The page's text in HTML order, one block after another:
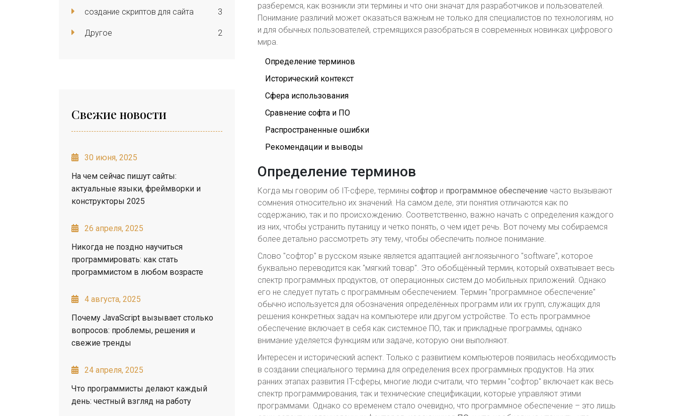
создание скриптов для сайта 3
Другое 2
Свежие новости
30 июня, 2025
На чем сейчас пишут сайты:
актуальные языки, фреймворки и
конструкторы 2025
26 апреля, 2025
Никогда не поздно научиться
программировать: как стать
программистом в любом возрасте
4 августа, 2025
Почему JavaScript вызывает столько
вопросов: проблемы, решения и
свежие тренды
24 апреля, 2025
Что программисты делают каждый
день: честный взгляд на работу
разберемся, как возникли эти термины и что они значат для разработчиков и пользователей.
Понимание различий может оказаться важным не только для специалистов по технологиям, но
и для обычных пользователей, стремящихся разобраться в современных новинках цифрового
мира.
Определение терминов
Исторический контекст
Сфера использования
Сравнение софта и ПО
Распространенные ошибки
Рекомендации и выводы
Определение терминов
Когда мы говорим об IT-сфере, термины софтор и программное обеспечение часто вызывают
сомнения относительно их значений. На самом деле, эти понятия отличаются как по
содержанию, так и по происхождению. Соответственно, важно начать с определения каждого
из них, чтобы устранить путаницу и четко понять, о чем идет речь. Вот почему мы собираемся
более детально рассмотреть эту тему, чтобы обеспечить полное понимание.
Слово "софтор" в русском языке является адаптацией англоязычного "software", которое
буквально переводится как "мягкий товар". Это обобщённый термин, который охватывает весь
спектр программных продуктов, от операционных систем до мобильных приложений. Однако
его не следует путать с программным обеспечением. Термин "программное обеспечение"
обычно используется для обозначения определённых программ или их групп, служащих для
решения конкретных задач на компьютере или другом устройстве. То есть программное
обеспечение включает в себя как системное ПО, так и прикладные программы, однако
внимание уделяется функциям или задаче, которую они выполняют.
Интересен и исторический аспект. Только с развитием компьютеров появилась необходимость
в создании специального термина для определения всех программных продуктов. На этих
ранних этапах развития IT-сферы, многие люди считали, что термин "софтор" включает как весь
спектр программирования, так и технические спецификации, которые управляют этими
программами. Однако со временем стало очевидно, что программное обеспечение – это лишь